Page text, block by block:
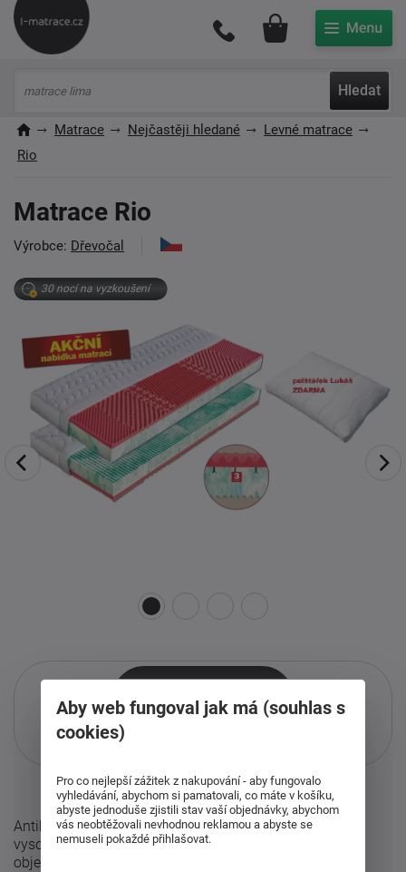
Hledat
Můj účet
Matrace Nejčastěji hledané
Levné matrace
Rio
Matrace Rio
Výrobce: Dřevočal
30 nocí na vyzkoušení
Pouze při nákupu přes i-matrace.cz
Antibakteriální partnerská matrace Rio je vyrobena z
vysoce gramážní a vemi elastické pěny Medifoam o
objemové hmotnosti 32kg/m³, kter ...
Aby web fungoval jak má (souhlas s
cookies)
Pro co nejlepší zážitek z nakupování - aby fungovalo
vyhledávání, abychom si pamatovali, co máte v košíku,
abyste jednoduše zjistili stav vaší objednávky, abychom
vás neobtěžovali nevhodnou reklamou a abyste se
nemuseli pokaždé přihlašovat.